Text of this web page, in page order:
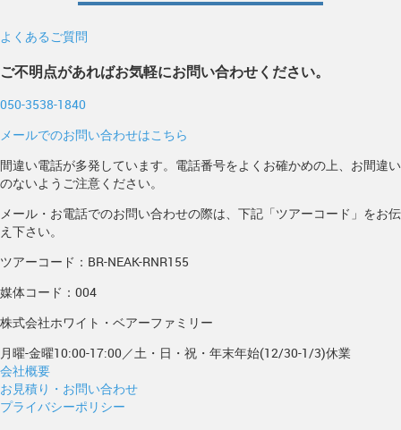
よくあるご質問
ご不明点があればお気軽にお問い合わせください。
050-3538-1840
メールでのお問い合わせはこちら
間違い電話が多発しています。電話番号をよくお確かめの上、お間違い
のないようご注意ください。
メール・お電話でのお問い合わせの際は、下記「ツアーコード」をお伝
え下さい。
ツアーコード：BR-NEAK-RNR155
媒体コード：004
株式会社ホワイト・ベアーファミリー
月曜-金曜10:00-17:00／土・日・祝・年末年始(12/30-1/3)休業
会社概要
お見積り・お問い合わせ
プライバシーポリシー